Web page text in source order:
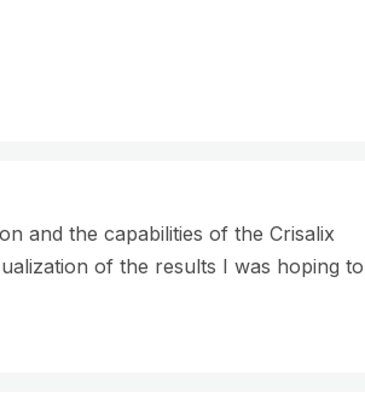
and the capabilities of the Crisalix
of the results I was hoping to